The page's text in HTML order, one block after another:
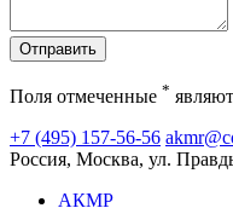
Отправить
Поля отмеченные *
+7 (495) 157-56-56
Россия, Москва, ул.
АКМР